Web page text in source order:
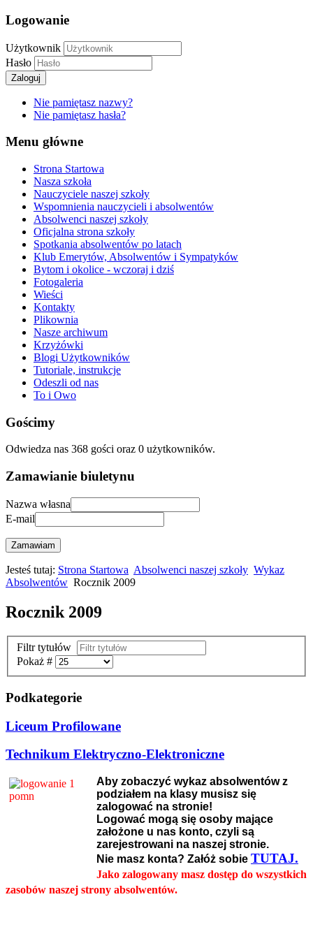
Logowanie
Użytkownik
Hasło
Zaloguj
Nie pamiętasz nazwy?
Nie pamiętasz hasła?
Menu główne
Strona Startowa
Nasza szkoła
Nauczyciele naszej szkoły
Wspomnienia nauczycieli i absolwentów
Absolwenci naszej szkoły
Oficjalna strona szkoły
Spotkania absolwentów po latach
Klub Emerytów, Absolwentów i Sympatyków
Bytom i okolice - wczoraj i dziś
Fotogaleria
Wieści
Kontakty
Plikownia
Nasze archiwum
Krzyżówki
Blogi Użytkowników
Tutoriale, instrukcje
Odeszli od nas
To i Owo
Gościmy
Odwiedza nas 368 gości oraz 0 użytkowników.
Zamawianie biuletynu
Nazwa własna
E-mail
Zamawiam
Jesteś tutaj: Strona Startowa Absolwenci naszej szkoły Wykaz
Absolwentów Rocznik 2009
Rocznik 2009
Filtr tytułów
Pokaż #
Podkategorie
Liceum Profilowane
Technikum Elektryczno-Elektroniczne
Aby zobaczyć wykaz absolwentów z
podziałem na klasy musisz się
zalogować na stronie!
Logować mogą się osoby mające
założone u nas konto, czyli są
zarejestrowani na naszej stronie.
Nie masz konta? Załóż sobie TUTAJ.
Jako zalogowany masz dostęp do wszystkich
zasobów naszej strony absolwentów.